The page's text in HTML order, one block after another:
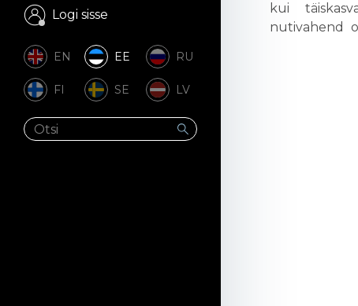
Logi sisse
EN EE RU
FI SE LV
kui
nutivahend